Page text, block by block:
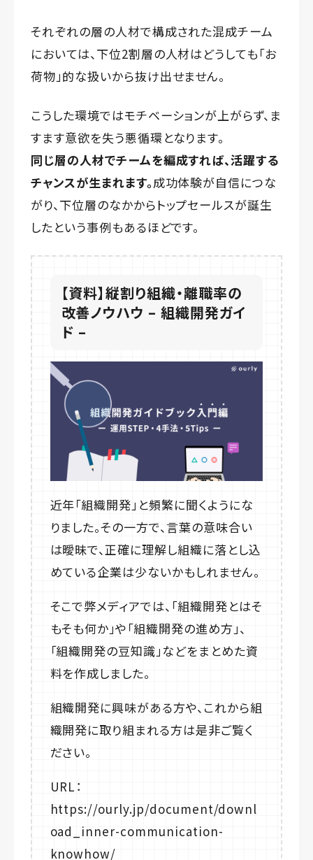
それぞれの層の人材で構成された混成チーム
においては、下位2割層の人材はどうしても「お
荷物」的な扱いから抜け出せません。
こうした環境ではモチベーションが上がらず、ま
すます意欲を失う悪循環となります。
同じ層の人材でチームを編成すれば、活躍する
チャンスが生まれます。成功体験が自信につな
がり、下位層のなかからトップセールスが誕生
したという事例もあるほどです。
【資料】縦割り組織・離職率の
改善ノウハウ – 組織開発ガイ
ド –
近年「組織開発」と頻繁に聞くようにな
りました。その一方で、言葉の意味合い
は曖昧で、正確に理解し組織に落とし込
めている企業は少ないかもしれません。
そこで弊メディアでは、「組織開発とはそ
もそも何か」や「組織開発の進め方」、
「組織開発の豆知識」などをまとめた資
料を作成しました。
組織開発に興味がある方や、これから組
織開発に取り組まれる方は是非ご覧く
ださい。
URL：
https://ourly.jp/document/downl
oad_inner-communication-
knowhow/